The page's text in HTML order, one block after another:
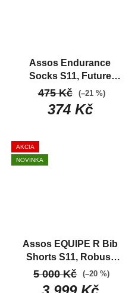
Assos Endurance
Socks S11, Future
DuskZávodné letné
ponožky
374 Kč
475 Kč (–21 %)
AKCIA
NOVINKA
Assos EQUIPE R Bib
Shorts S11, Robust
Grey
5 000 Kč (–20 %)